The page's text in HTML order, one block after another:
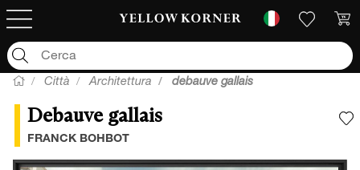
Città Architettura debauve gallais
Debauve gallais
FRANCK BOHBOT